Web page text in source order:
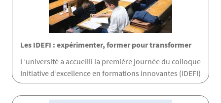
Les IDEFI : expérimenter, former pour transformer
L’université a accueilli la première journée du colloque
Initiative d’excellence en formations innovantes (IDEFI)